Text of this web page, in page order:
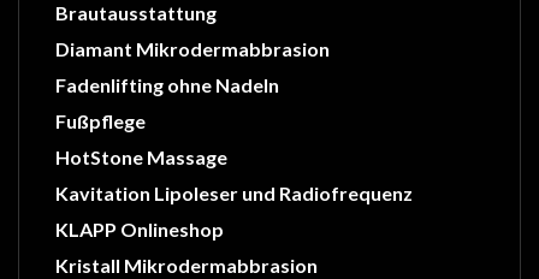
Brautausstattung
Diamant Mikrodermabbrasion
Fadenlifting ohne Nadeln
Fußpflege
HotStone Massage
Kavitation Lipoleser und Radiofrequenz
KLAPP Onlineshop
Kristall Mikrodermabbrasion